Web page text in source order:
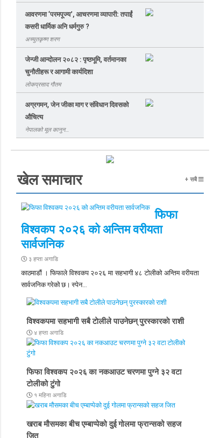
आवरणमा ‘परमपूज्य’, आचरणमा व्यापारी: तपाईं
कसरी धार्मिक अनि धर्मगुरु ?
अच्युतकृष्ण शरण
जेन्जी आन्दोलन २०८२ : पृष्ठभूमि, वर्तमानका
चुनौतीहरू र आगामी कार्यदिशा
लोकप्रसाद गौतम
अग्रगमन, जेन जीका माग र संविधान दिवसको
औचित्य
नेपालको मूल कानुन…
खेल समाचार + सबै
फिफा
विश्वकप २०२६ को अन्तिम वरीयता
सार्वजनिक
३ हप्ता अगाडि
काठमाडौं । फिफाले विश्वकप २०२६ मा सहभागी ४८ टोलीको अन्तिम वरीयता
सार्वजनिक गरेको छ। स्पेन…
विश्वकपमा सहभागी सबै टाेलीले पाउनेछन् पुरस्कारकाे राशी
४ हप्ता अगाडि
फिफा विश्वकप २०२६ का नकआउट चरणमा पुग्ने ३२ वटा
टोलीको टुंगो
१ महिना अगाडि
खराब मौसमका बीच एम्बाप्पेको दुई गोलमा फ्रान्सको सहज
जित